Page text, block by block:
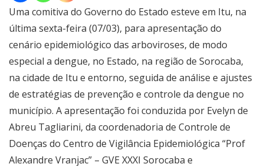
Uma comitiva do Governo do Estado esteve em Itu, na
última sexta-feira (07/03), para apresentação do
cenário epidemiológico das arboviroses, de modo
especial a dengue, no Estado, na região de Sorocaba,
na cidade de Itu e entorno, seguida de análise e ajustes
de estratégias de prevenção e controle da dengue no
município. A apresentação foi conduzida por Evelyn de
Abreu Tagliarini, da coordenadoria de Controle de
Doenças do Centro de Vigilância Epidemiológica “Prof
Alexandre Vranjac” – GVE XXXI Sorocaba e